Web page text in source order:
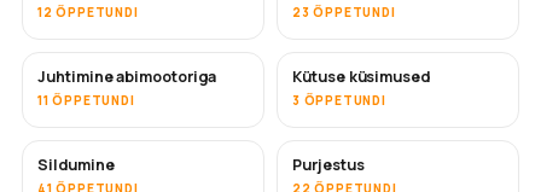
12 ÕPPETUNDI 23 ÕPPETUNDI
Juhtimine abimootoriga
11 ÕPPETUNDI
Kütuse küsimused
3 ÕPPETUNDI
Sildumine
41 ÕPPETUNDI
Purjestus
22 ÕPPETUNDI